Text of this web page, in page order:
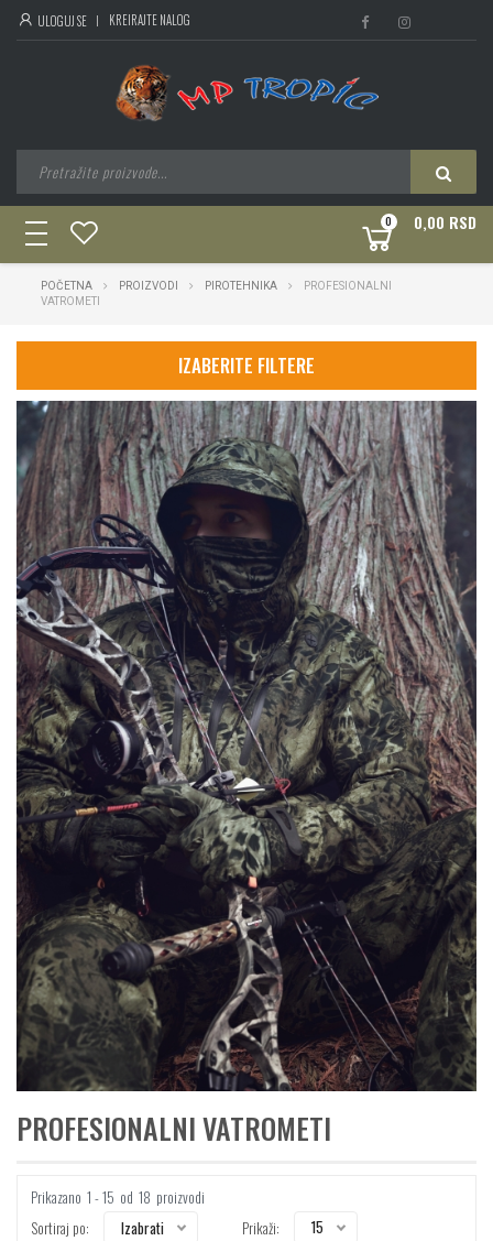
ULOGUJ SE KREIRAJTE NALOG
toggle
navigation
0 0,00 RSD
POČETNA PROIZVODI PIROTEHNIKA
PROFESIONALNI
VATROMETI
IZABERITE FILTERE
PROFESIONALNI VATROMETI
Prikazano 1 - 15 od 18 proizvodi
Sortiraj po:
Izabrati Prikaži: 15